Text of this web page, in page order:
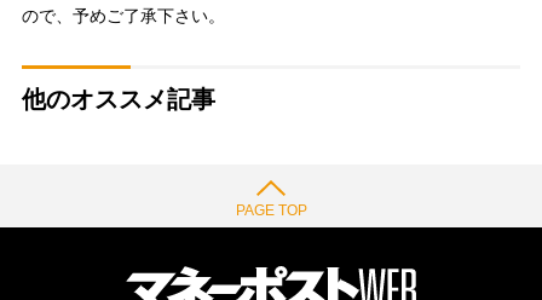
ので、予めご了承下さい。
他のオススメ記事
PAGE TOP